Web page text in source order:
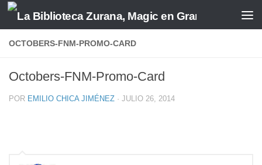
Saltar al contenido
OCTOBERS-FNM-PROMO-CARD
Octobers-FNM-Promo-Card
POR EMILIO CHICA JIMÉNEZ · JULIO 26, 2014